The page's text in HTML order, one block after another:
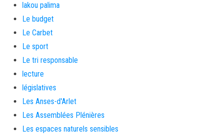
lakou palima
Le budget
Le Carbet
Le sport
Le tri responsable
lecture
législatives
Les Anses-d'Arlet
Les Assemblées Plénières
Les espaces naturels sensibles